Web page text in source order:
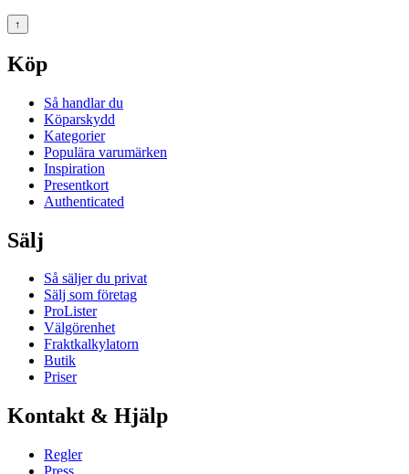
↑
Köp
Så handlar du
Köparskydd
Kategorier
Populära varumärken
Inspiration
Presentkort
Authenticated
Sälj
Så säljer du privat
Sälj som företag
ProLister
Välgörenhet
Fraktkalkylatorn
Butik
Priser
Kontakt & Hjälp
Regler